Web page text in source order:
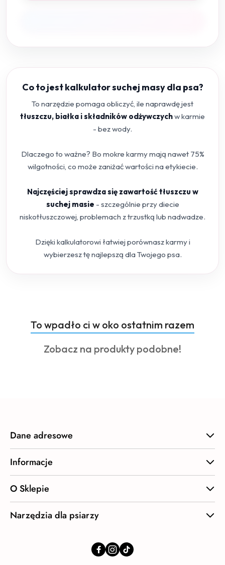
Co to jest kalkulator suchej masy dla psa?
To narzędzie pomaga obliczyć, ile naprawdę jest
tłuszczu, białka i składników odżywczychw karmie
- bez wody.
Dlaczego to ważne? Bo mokre karmy mają nawet 75%
wilgotności, co może zaniżać wartości na etykiecie.
Najczęściej sprawdza się zawartość tłuszczu w
suchej masie - szczególnie przy diecie
niskotłuszczowej, problemach z trzustką lub nadwadze.
Dzięki kalkulatorowi łatwiej porównasz karmy i
wybierzesz tę najlepszą dla Twojego psa.
Pomiń karuzelę produktów
Produkty
o
statusie:
To wpadło ci w oko ostatnim razem
Produkty
Zobacz na produkty podobne!
Dane adresowe
Informacje
O Sklepie
Narzędzia dla psiarzy